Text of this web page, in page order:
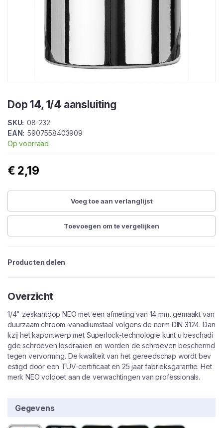
het
begin
van
de
afbeeldingen-
Dop 14, 1/4 aansluiting
SKU 08-232
EAN 5907558403909
Op voorraad
€ 2,19
Voeg toe aan verlanglijst
Toevoegen om te vergelijken
Producten delen
Overzicht
1/4" zeskantdop NEO met een afmeting van 14 mm, gemaakt van
duurzaam chroom-vanadiumstaal volgens de norm DIN 3124. Dan
kzij het kapontwerp met Superlock-technologie kunt u beschadi
gde schroeven losdraaien en worden de schroeven beschermd
tegen vervorming. De kwaliteit van het gereedschap wordt bev
estigd door een TÜV-certificaat en 25 jaar fabrieksgarantie. Het
merk NEO voldoet aan de verwachtingen van professionals.
Gegevens